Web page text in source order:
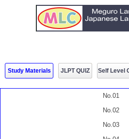
Study Materials JLPT QUIZ Self Level
No.01
No.02
No.03